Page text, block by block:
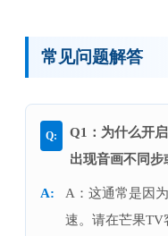
常见问题解答
Q1：为什么开
出现音画不同步
A：这通常是因
速。请在芒果